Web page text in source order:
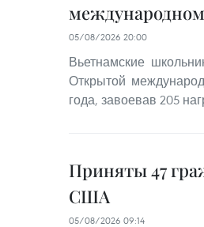
05/08/2026 20:00
Вьетнамские
Открытой
года, завоевав 205
Приняты 47
США
05/08/2026 09:14